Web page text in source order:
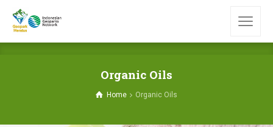
Organic Oils
Home Organic Oils